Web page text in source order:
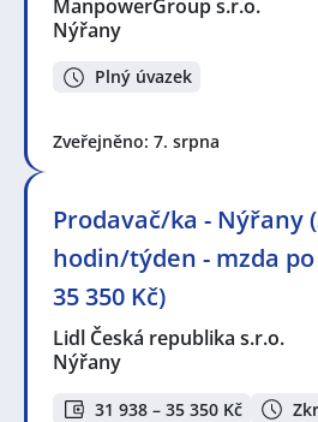
ManpowerGroup s.r.o.
Nýřany
Plný úvazek
Zveřejněno: 7. srpna
Prodavač/ka - Nýřany
hodin/týden - mzda
35 350 Kč)
Lidl Česká republika s.r.o.
Nýřany
31 938 – 35 350 Kč